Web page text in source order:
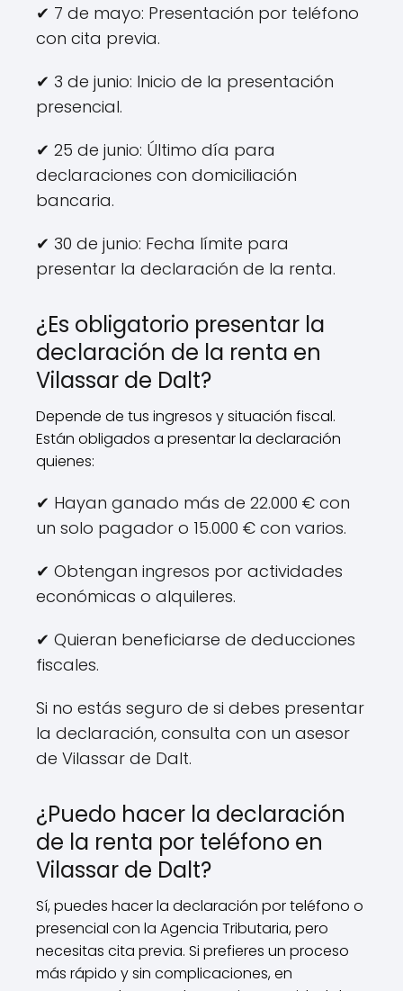
✔ 7 de mayo: Presentación por teléfono
con cita previa.
✔ 3 de junio: Inicio de la presentación
presencial.
✔ 25 de junio: Último día para
declaraciones con domiciliación
bancaria.
✔ 30 de junio: Fecha límite para
presentar la declaración de la renta.
¿Es obligatorio presentar la
declaración de la renta en
Vilassar de Dalt?
Depende de tus ingresos y situación fiscal.
Están obligados a presentar la declaración
quienes:
✔ Hayan ganado más de 22.000 € con
un solo pagador o 15.000 € con varios.
✔ Obtengan ingresos por actividades
económicas o alquileres.
✔ Quieran beneficiarse de deducciones
fiscales.
Si no estás seguro de si debes presentar
la declaración, consulta con un asesor
de Vilassar de Dalt.
¿Puedo hacer la declaración
de la renta por teléfono en
Vilassar de Dalt?
Sí, puedes hacer la declaración por teléfono o
presencial con la Agencia Tributaria, pero
necesitas cita previa. Si prefieres un proceso
más rápido y sin complicaciones, en